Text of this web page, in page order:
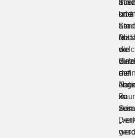
oder
am
die
zu
sein.
ihrer
den
im
und
Bei
so
auf